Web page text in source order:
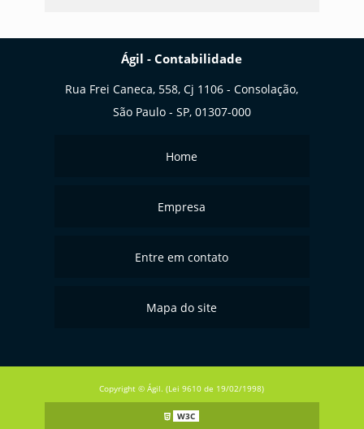
Ágil - Contabilidade
Rua Frei Caneca, 558, Cj 1106 - Consolação,
São Paulo - SP, 01307-000
Home
Empresa
Entre em contato
Mapa do site
Copyright © Ágil. (Lei 9610 de 19/02/1998)
W3C